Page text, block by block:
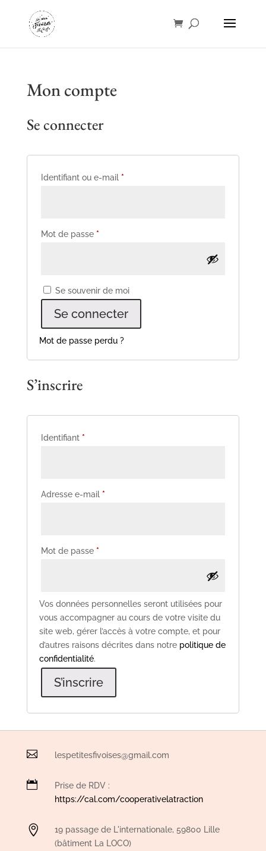
Mon compte
Se connecter
Identifiant ou e-mail *Obligatoire
Mot de passe *Obligatoire
Se souvenir de moi
Se connecter
Mot de passe perdu ?
S’inscrire
Identifiant *Obligatoire
Adresse e-mail *Obligatoire
Mot de passe *Obligatoire
Vos données personnelles seront utilisées pour
vous accompagner au cours de votre visite du
site web, gérer l’accès à votre compte, et pour
d’autres raisons décrites dans notre politique de
confidentialité.
S’inscrire
 lespetitesfivoises@gmail.com

Prise de RDV :
https://cal.com/cooperativelatraction

19 passage de L'internationale, 59800 Lille
(bâtiment La LOCO)